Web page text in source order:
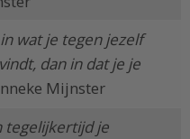
wat je tegen jezelf
dan in dat je je
Mijnster
tegelijkertijd je